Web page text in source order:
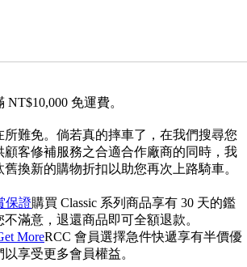
NT$10,000 免運費。
所難免。倘若真的摔車了，在我們搜尋您
顧客修補服務之合適合作廠商的同時，我
換新的購物折扣以助您再次上路騎車。
保證購買 Classic 系列商品享有 30 天的鑑
滿意，退還商品即可全額退款。
MoreRCC 會員選擇急件快遞享有半價優
享受更多會員權益。